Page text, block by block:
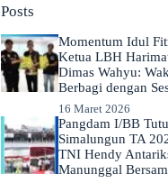
Posts
Momentum Idul
Ketua LBH
Dimas Wahyu:
Berbagi dengan
16 Maret 2026
Pangdam I/BB
Simalungun TA
TNI Hendy
Manunggal